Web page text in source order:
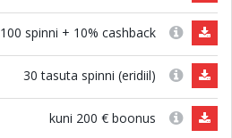
100 spinni + 10% cashback
30 tasuta spinni (eridiil)
kuni 200 € boonus